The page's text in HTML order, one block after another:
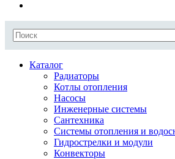
Каталог
Радиаторы
Котлы отопления
Насосы
Инженерные системы
Сантехника
Системы отопления и
Гидрострелки и модули
Конвекторы